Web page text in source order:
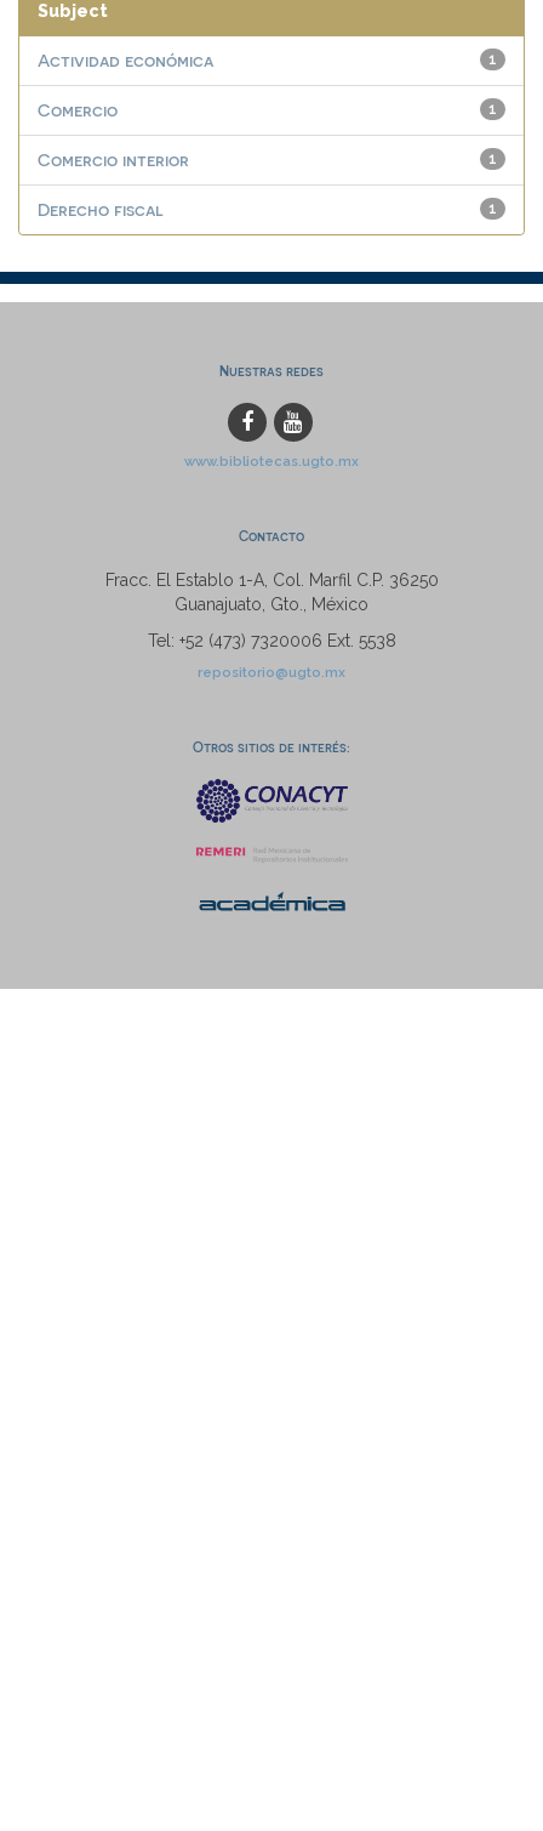
Subject
1
Actividad económica
1
Comercio
1
Comercio interior
1
Derecho fiscal
Nuestras redes
www.bibliotecas.ugto.mx
Contacto
Fracc. El Establo 1-A, Col. Marfil C.P. 36250
Guanajuato, Gto., México
Tel: +52 (473) 7320006 Ext. 5538
repositorio@ugto.mx
Otros sitios de interés: